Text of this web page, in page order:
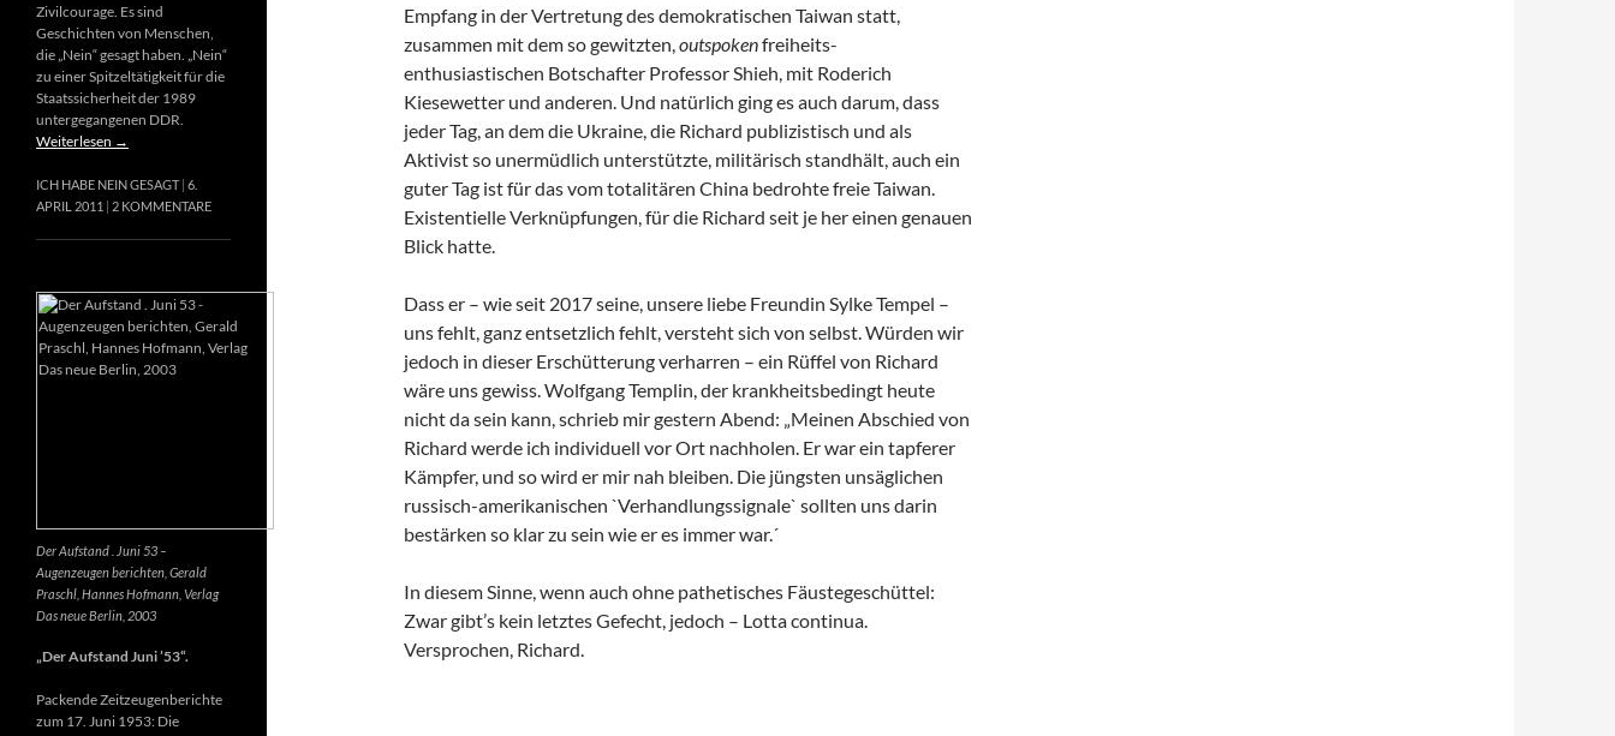
Empfang in der Vertretung des demokratischen Taiwan statt,
zusammen mit dem so gewitzten, outspokenfreiheits-
enthusiastischen Botschafter Professor Shieh, mit Roderich
Kiesewetter und anderen. Und natürlich ging es auch darum, dass
jeder Tag, an dem die Ukraine, die Richard publizistisch und als
Aktivist so unermüdlich unterstützte, militärisch standhält, auch ein
guter Tag ist für das vom totalitären China bedrohte freie Taiwan.
Existentielle Verknüpfungen, für die Richard seit je her einen genauen
Blick hatte.
Dass er – wie seit 2017 seine, unsere liebe Freundin Sylke Tempel –
uns fehlt, ganz entsetzlich fehlt, versteht sich von selbst. Würden wir
jedoch in dieser Erschütterung verharren – ein Rüffel von Richard
wäre uns gewiss. Wolfgang Templin, der krankheitsbedingt heute
nicht da sein kann, schrieb mir gestern Abend: „Meinen Abschied von
Richard werde ich individuell vor Ort nachholen. Er war ein tapferer
Kämpfer, und so wird er mir nah bleiben. Die jüngsten unsäglichen
russisch-amerikanischen `Verhandlungssignale` sollten uns darin
bestärken so klar zu sein wie er es immer war.´
In diesem Sinne, wenn auch ohne pathetisches Fäustegeschüttel:
Zwar gibt’s kein letztes Gefecht, jedoch – Lotta continua.
Versprochen, Richard.
Zivilcourage. Es sind
Geschichten von Menschen,
die „Nein“ gesagt haben. „Nein“
zu einer Spitzeltätigkeit für die
Staatssicherheit der 1989
untergegangenen DDR.
Weiterlesen →
ICH HABE NEIN GESAGT 6.
APRIL 2011
2 KOMMENTARE
Der Aufstand . Juni 53 –
Augenzeugen berichten, Gerald
Praschl, Hannes Hofmann, Verlag
Das neue Berlin, 2003
„Der Aufstand Juni ’53“.
Packende Zeitzeugenberichte
zum 17. Juni 1953: Die